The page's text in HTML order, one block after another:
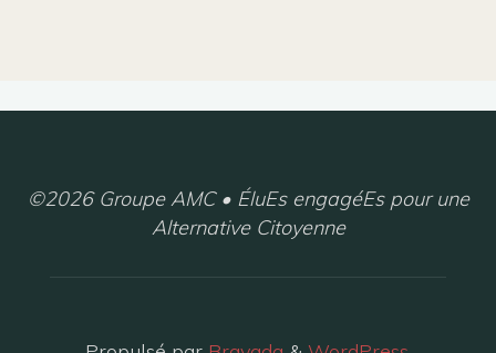
©2026 Groupe AMC • ÉluEs engagéEs pour une
Alternative Citoyenne